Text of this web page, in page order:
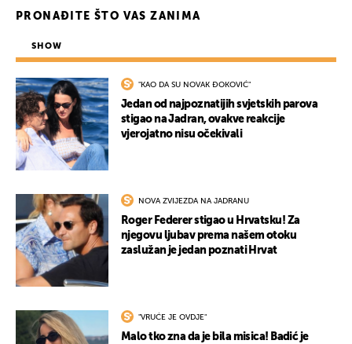
PRONAĐITE ŠTO VAS ZANIMA
SHOW
"KAO DA SU NOVAK ĐOKOVIĆ"
Jedan od najpoznatijih svjetskih parova
stigao na Jadran, ovakve reakcije
vjerojatno nisu očekivali
NOVA ZVIJEZDA NA JADRANU
Roger Federer stigao u Hrvatsku! Za
njegovu ljubav prema našem otoku
zaslužan je jedan poznati Hrvat
"VRUĆE JE OVDJE"
Malo tko zna da je bila misica! Badić je